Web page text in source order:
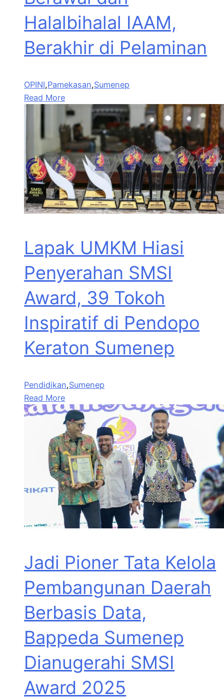
Halalbihalal IAAM,
Berakhir di Pelaminan
OPINI,Pamekasan,Sumenep
Read More
Lapak UMKM Hiasi
Penyerahan SMSI
Award, 39 Tokoh
Inspiratif di Pendopo
Keraton Sumenep
Pendidikan,Sumenep
Read More
Jadi Pioner Tata Kelola
Pembangunan Daerah
Berbasis Data,
Bappeda Sumenep
Dianugerahi SMSI
Award 2025